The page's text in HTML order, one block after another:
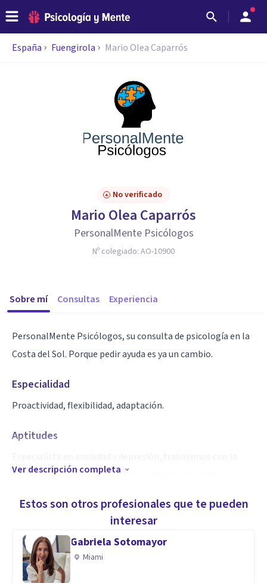
España Fuengirola Mario Olea Caparrós
No verificado
Mario Olea Caparrós
PersonalMente Psicólogos
Nº colegiado: AO-10900
Sobre mí Consultas Experiencia
PersonalMente Psicólogos, su consulta de psicología en la
Costa del Sol. Porque pedir ayuda es ya un cambio.
Especialidad
Proactividad, flexibilidad, adaptación.
Aptitudes
fundamentación de las terapias contextuales de tercera
a largo plazo.
Ver descripción completa
Estos son otros profesionales que te pueden
interesar
Gabriela Sotomayor
Miami